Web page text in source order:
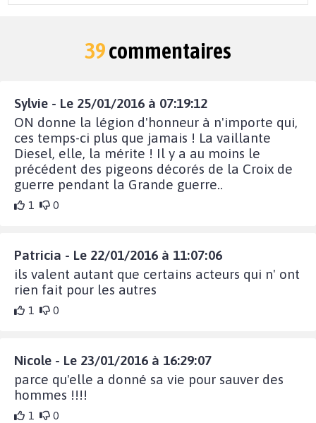
39commentaires
Sylvie - Le 25/01/2016 à 07:19:12
ON donne la légion d'honneur à n'importe qui,
ces temps-ci plus que jamais ! La vaillante
Diesel, elle, la mérite ! Il y a au moins le
précédent des pigeons décorés de la Croix de
guerre pendant la Grande guerre..
1 0
Patricia - Le 22/01/2016 à 11:07:06
ils valent autant que certains acteurs qui n' ont
rien fait pour les autres
1 0
Nicole - Le 23/01/2016 à 16:29:07
parce qu'elle a donné sa vie pour sauver des
hommes !!!!
1 0